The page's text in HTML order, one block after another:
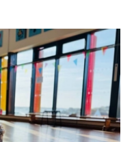
a Phrofiadau
technegol